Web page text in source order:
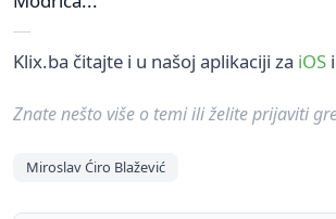
Klix.ba čitajte i u našoj aplikaciji za iOS
Znate nešto više o temi ili želite prijaviti
Miroslav Ćiro Blažević